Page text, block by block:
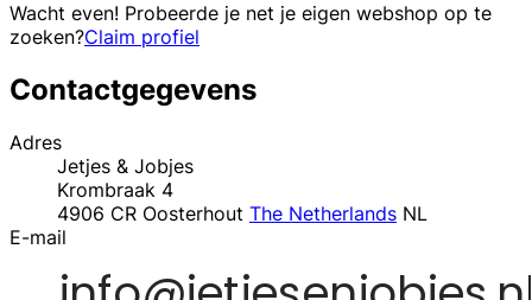
Wacht even! Probeerde je net je eigen webshop op te
zoeken?Claim profiel
Contactgegevens
Adres
Jetjes & Jobjes
Krombraak 4
4906 CR Oosterhout The Netherlands NL
E-mail